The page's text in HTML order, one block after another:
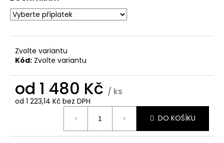
Zvolte variantu
Kód: Zvolte variantu
od 1 480 Kč / ks
od 1 223,14 Kč bez DPH
DO KOŠÍKU